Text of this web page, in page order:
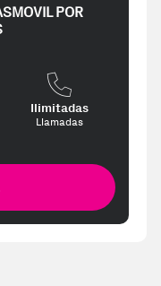
POR
Ilimitadas
Llamadas